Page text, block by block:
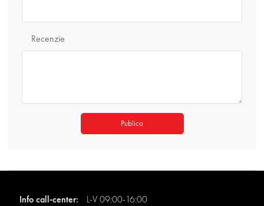
Recenzie
Publica
Info call-center:
L-V 09:00-16:00